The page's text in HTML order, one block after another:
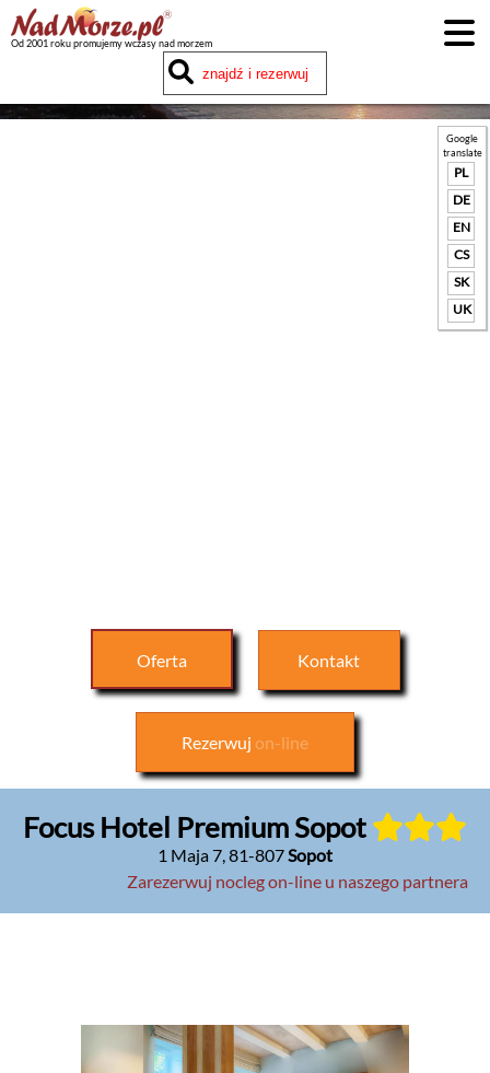
Od 2001 roku promujemy wczasy nad morzem
Google
translate
PL
DE
EN
CS
SK
UK
Oferta Kontakt
Rezerwuj on-line
Focus Hotel Premium Sopot
1 Maja 7,81-807Sopot
Zarezerwuj nocleg on-line u naszego partnera